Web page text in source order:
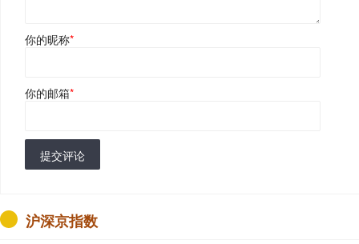
你的昵称*
你的邮箱*
提交评论
沪深京指数